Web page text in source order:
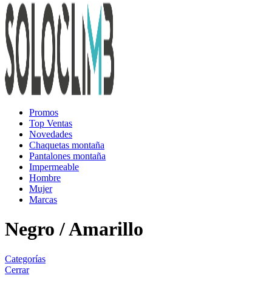
Promos
Top Ventas
Novedades
Chaquetas montaña
Pantalones montaña
Impermeable
Hombre
Mujer
Marcas
Negro / Amarillo
Categorías
Cerrar